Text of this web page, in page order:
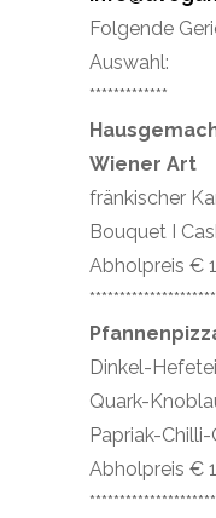
Folgende
Auswahl:
*************
Wiener Art
fränkischer
Bouquet I
Abholpreis €
Dinkel-
Quark-
Papriak-
Abholpreis €